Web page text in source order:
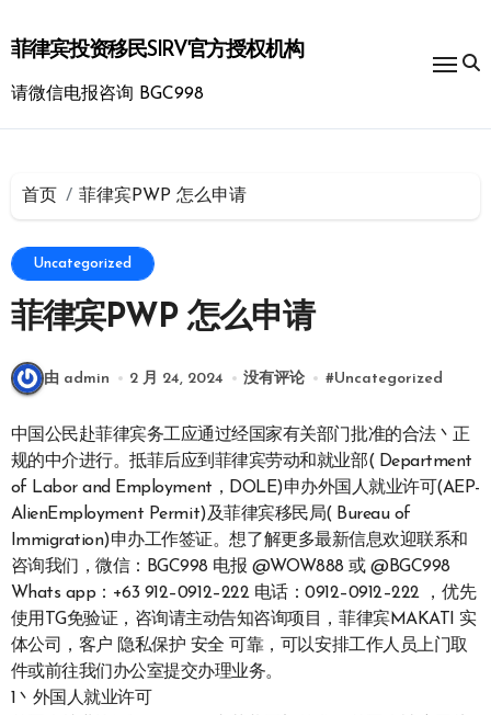
到
内
菲律宾投资移民SIRV官方授权机构
请微信电报咨询 BGC998
首页 菲律宾PWP 怎么申请
Uncategorized
菲律宾PWP 怎么申请
由 admin 2 月 24, 2024 没有评论 #Uncategorized
中国公民赴菲律宾务工应通过经国家有关部门批准的合法丶正
规的中介进行。抵菲后应到菲律宾劳动和就业部( Department
of Labor and Employment，DOLE)申办外国人就业许可(AEP-
AlienEmployment Permit)及菲律宾移民局( Bureau of
Immigration)申办工作签证。想了解更多最新信息欢迎联系和
咨询我们，微信：BGC998 电报 @WOW888 或 @BGC998
Whats app：+63 912–0912–222 电话：0912–0912–222 ，优先
使用TG免验证，咨询请主动告知咨询项目，菲律宾MAKATI 实
体公司，客户 隐私保护 安全 可靠，可以安排工作人员上门取
件或前往我们办公室提交办理业务。
1丶外国人就业许可